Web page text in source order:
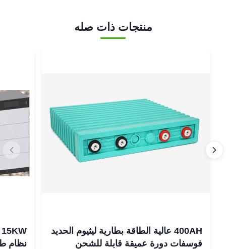
منتجات ذات صله
400AH عالية الطاقة بطارية ليثيوم الحديد
فوسفات دورة عميقة قابلة للشحن
نظام